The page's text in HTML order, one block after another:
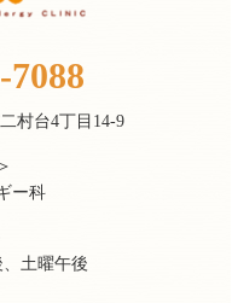
7088
村台4丁目14-9
ー科
土曜午後